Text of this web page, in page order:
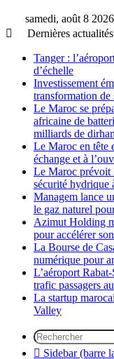
samedi, août 8 2026
Dernières actualités
Tanger :
d’échelle
Investissement
transformation
Le Maroc se
africaine de
milliards de
Le Maroc en tête
échange et à
Le Maroc prévoit
sécurité hydrique
Managem lance
le gaz naturel
Azimut Holding
pour accélérer
La Bourse de
numérique pour
L’aéroport
trafic passagers
La startup
Valley
Sidebar (barre